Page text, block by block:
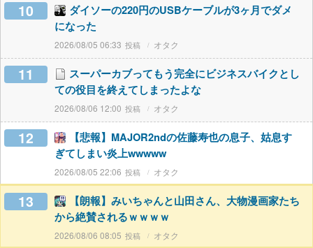
10
ダイソーの220円のUSBケーブルが3ヶ月でダメ
になった
2026/08/05 06:33 オタク
11
スーパーカブってもう完全にビジネスバイクとし
ての役目を終えてしまったよな
2026/08/06 12:00 オタク
12
【悲報】MAJOR2ndの佐藤寿也の息子、姑息す
ぎてしまい炎上wwwww
2026/08/05 22:06 オタク
13
【朗報】みいちゃんと山田さん、大物漫画家たち
から絶賛されるｗｗｗｗ
2026/08/06 08:05 オタク